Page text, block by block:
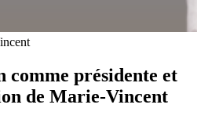
comme présidente et
de Marie-Vincent